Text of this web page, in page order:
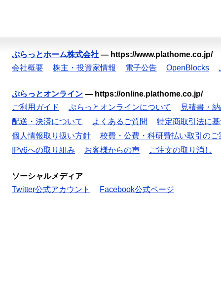
ぷらっとホーム株式会社 — https://www.plathome.co.jp/
会社概要
株主・投資家情報 電子公告 OpenBlocks
ぷらっとオンライン — https://online.plathome.co.jp/
ご利用ガイド
ぷらっとオンラインについて
見積書・
配送・決済について
よくあるご質問
特定商取引法に
個人情報取り扱い方針
校費・公費・科研費払い取引のご
IPv6への取り組み
お客様からの声 ご注文の取り消し
ソーシャルメディア
Twitter公式アカウント
Facebook公式ページ